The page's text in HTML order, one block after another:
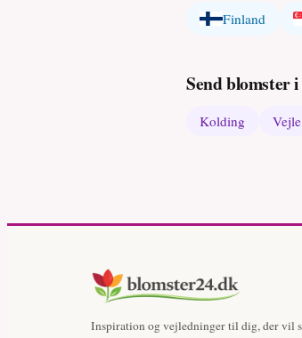
Finland
Send blomster
Kolding Vejle
Inspiration og vejledninger til dig, der vil